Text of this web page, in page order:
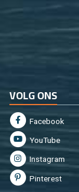
VOLG ONS
Fa­cebook
You­Tu­be
In­st­agram
Pin­te­rest